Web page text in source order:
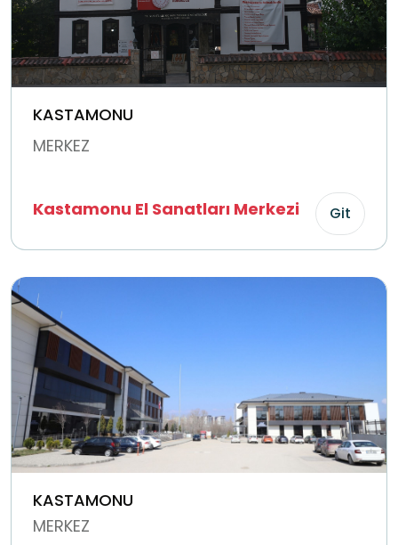
KASTAMONU
MERKEZ
Kastamonu El Sanatları Merkezi Git
KASTAMONU
MERKEZ